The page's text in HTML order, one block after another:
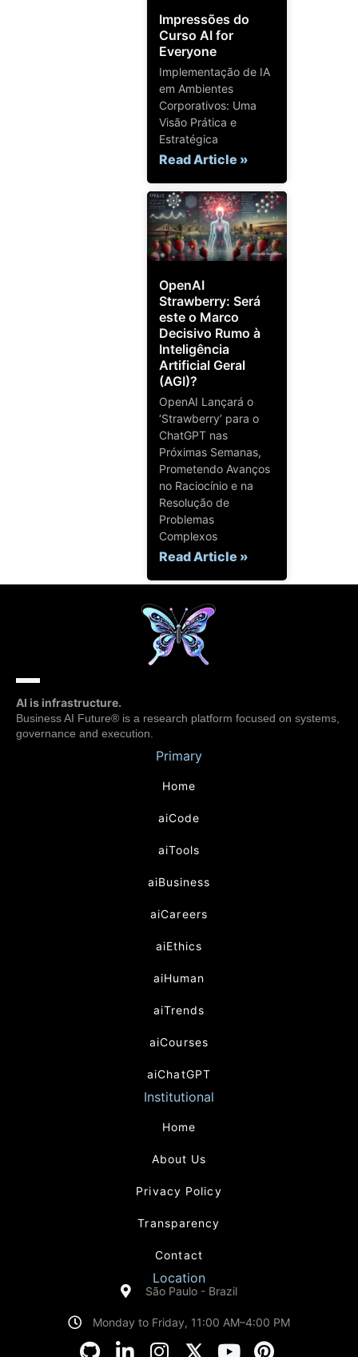
Impressões do
Curso AI for
Everyone
Implementação de IA
em Ambientes
Corporativos: Uma
Visão Prática e
Estratégica
Read Article »
OpenAI
Strawberry: Será
este o Marco
Decisivo Rumo à
Inteligência
Artificial Geral
(AGI)?
OpenAI Lançará o
‘Strawberry’ para o
ChatGPT nas
Próximas Semanas,
Prometendo Avanços
no Raciocínio e na
Resolução de
Problemas
Complexos
Read Article »
AI is infrastructure.
Business AI Future® is a research platform focused on systems,
governance and execution.
Primary
Home
aiCode
aiTools
aiBusiness
aiCareers
aiEthics
aiHuman
aiTrends
aiCourses
aiChatGPT
Institutional
Home
About Us
Privacy Policy
Transparency
Contact
Location
São Paulo - Brazil
Monday to Friday, 11:00 AM–4:00 PM